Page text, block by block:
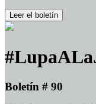
Leer el boletín
Boletín # 90